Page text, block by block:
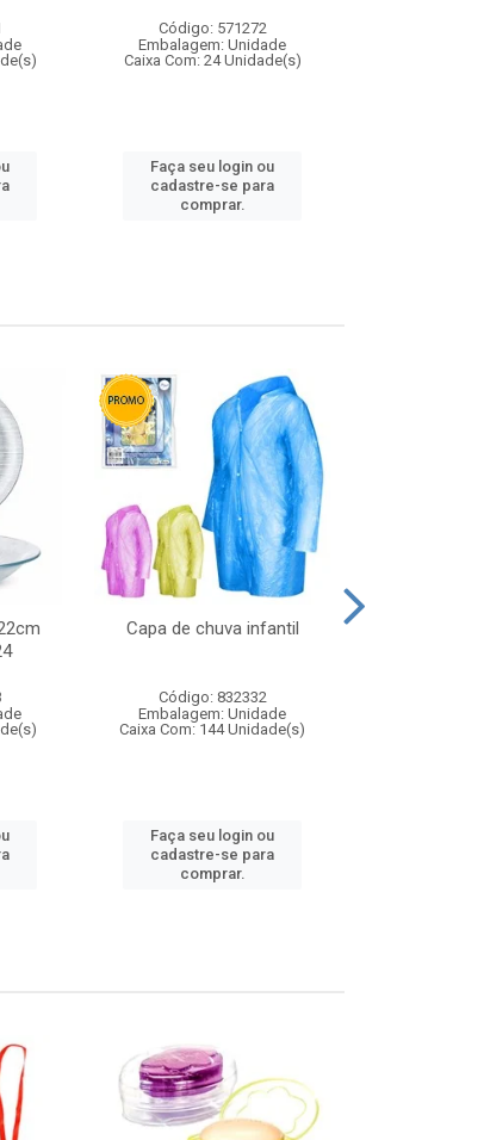
Código: 571272
Embalagem: Unidade
Caixa Com: 24 Unidade(s)
Faça seu login ou
cadastre-se para
comprar.
Capa de chuva infantil
Código: 832332
Embalagem: Unidade
Caixa Com: 144 Unidade(s)
Faça seu login ou
cadastre-se para
comprar.